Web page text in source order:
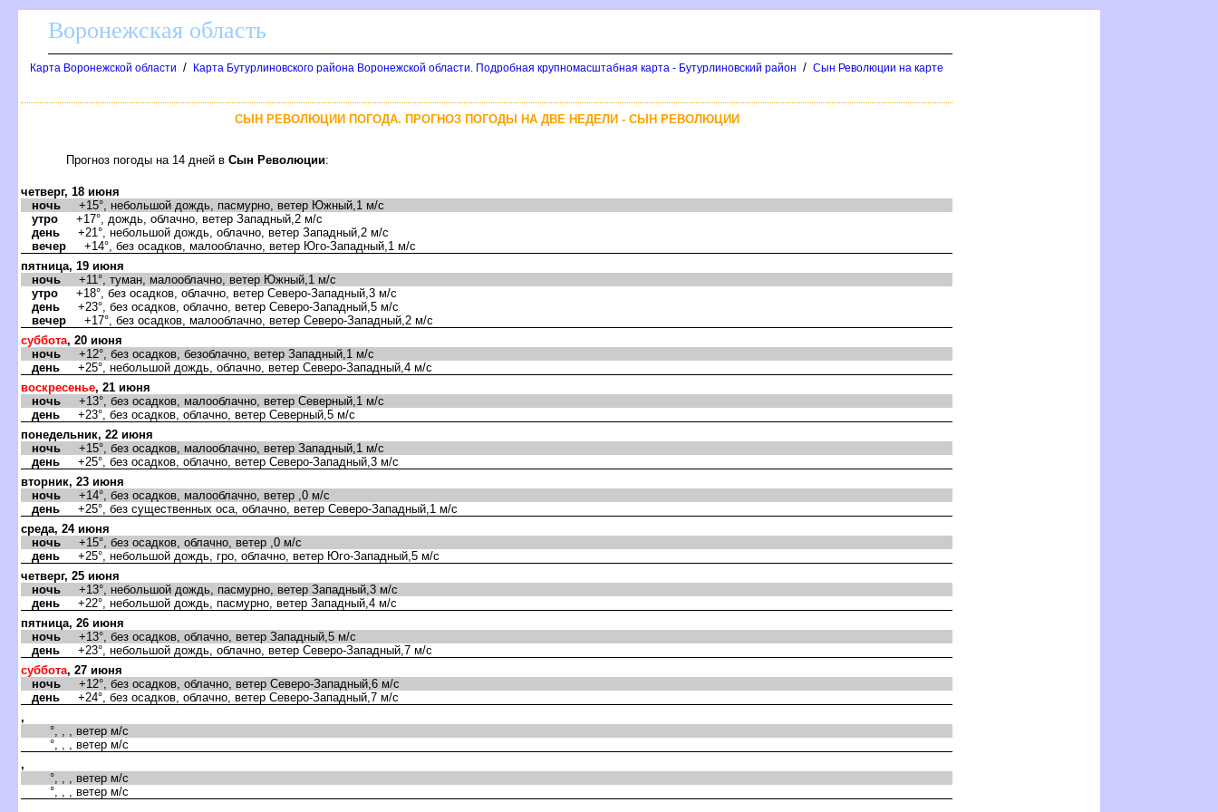
оронежская область
Карта Воронежской области / Карта Бутурлиновского района Воронежской области. Подробная крупномасштабная карта - Бутурлиновский район / Сын Революции на карте
СЫН РЕВОЛЮЦИИ ПОГОДА. ПРОГНОЗ ПОГОДЫ НА ДВЕ НЕДЕЛИ - СЫН РЕВОЛЮЦИИ
Прогноз погоды на 14 дней Сын Революции:
четверг, 18 июня
ночь +15°, небольшой дождь, пасмурно, ветер Южный,1 м/с
утро +17°, дождь, облачно, ветер Западный,2 м/с
день +21°, небольшой дождь, облачно, ветер Западный,2 м/с
ечер +14°, без осадков, малооблачно, ветер Юго-Западный,1 м/с
пятница, 19 июня
ночь +11°, туман, малооблачно, ветер Южный,1 м/с
утро +18°, без осадков, облачно, ветер Северо-Западный,3 м/с
день +23°, без осадков, облачно, ветер Северо-Западный,5 м/с
ечер +17°, без осадков, малооблачно, ветер Северо-Западный,2 м/с
суббота, 20 июня
ночь +12°, без осадков, безоблачно, ветер Западный,1 м/с
день +25°, небольшой дождь, облачно, ветер Северо-Западный,4 м/с
оскресенье, 21 июня
ночь +13°, без осадков, малооблачно, ветер Северный,1 м/с
день +23°, без осадков, облачно, ветер Северный,5 м/с
понедельник, 22 июня
ночь +15°, без осадков, малооблачно, ветер Западный,1 м/с
день +25°, без осадков, облачно, ветер Северо-Западный,3 м/с
торник, 23 июня
ночь +14°, без осадков, малооблачно, ветер ,0 м/с
день +25°, без существенных оса, облачно, ветер Северо-Западный,1 м/с
среда, 24 июня
ночь +15°, без осадков, облачно, ветер ,0 м/с
день +25°, небольшой дождь, гро, облачно, ветер Юго-Западный,5 м/с
четверг, 25 июня
ночь +13°, небольшой дождь, пасмурно, ветер Западный,3 м/с
день +22°, небольшой дождь, пасмурно, ветер Западный,4 м/с
пятница, 26 июня
ночь +13°, без осадков, облачно, ветер Западный,5 м/с
день +23°, небольшой дождь, облачно, ветер Северо-Западный,7 м/с
суббота, 27 июня
ночь +12°, без осадков, облачно, ветер Северо-Западный,6 м/с
день +24°, без осадков, облачно, ветер Северо-Западный,7 м/с
,
°, , , ветер м/с
°, , , ветер м/с
,
°, , , ветер м/с
°, , , ветер м/с